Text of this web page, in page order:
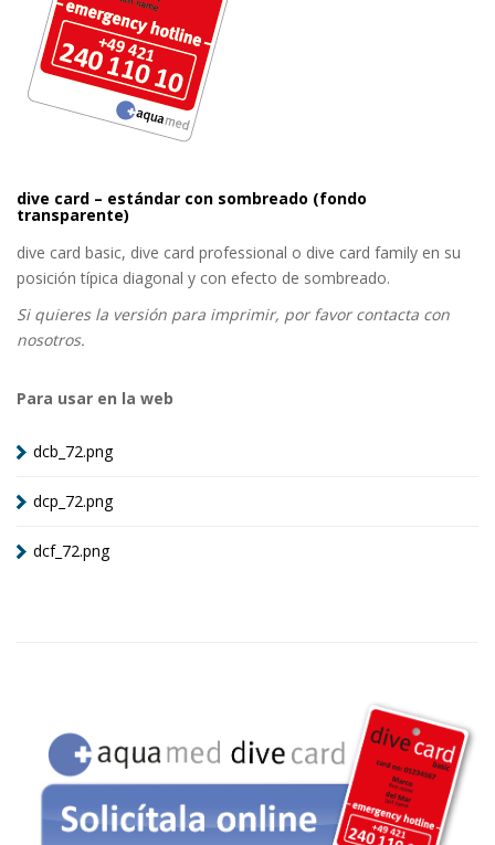
dive card – estándar con sombreado (fondo
transparente)
dive card basic, dive card professional o dive card family en su
posición típica diagonal y con efecto de sombreado.
Si quieres la versión para imprimir, por favor contacta con
nosotros.
Para usar en la web
dcb_72.png
dcp_72.png
dcf_72.png